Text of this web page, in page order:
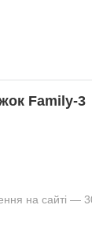
Family-3
на сайті —